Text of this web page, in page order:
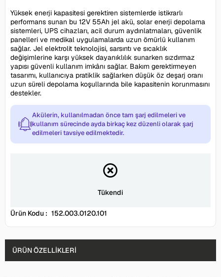
Yüksek enerji kapasitesi gerektiren sistemlerde istikrarlı
performans sunan bu 12V 55Ah jel akü, solar enerji depolama
sistemleri, UPS cihazları, acil durum aydınlatmaları, güvenlik
panelleri ve medikal uygulamalarda uzun ömürlü kullanım
sağlar. Jel elektrolit teknolojisi, sarsıntı ve sıcaklık
değişimlerine karşı yüksek dayanıklılık sunarken sızdırmaz
yapısı güvenli kullanım imkânı sağlar. Bakım gerektirmeyen
tasarımı, kullanıcıya pratiklik sağlarken düşük öz deşarj oranı
uzun süreli depolama koşullarında bile kapasitenin korunmasını
destekler.
Akülerin, kullanılmadan önce tam şarj edilmeleri ve
kullanım sürecinde ayda birkaç kez düzenli olarak şarj
edilmeleri tavsiye edilmektedir.
Tükendi
Ürün Kodu : 152.003.0120.101
ÜRÜN ÖZELLIKLERI